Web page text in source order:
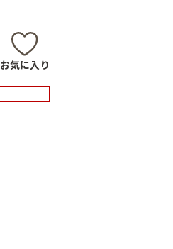
お気に入り